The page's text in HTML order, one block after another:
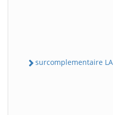
surcomplementaire